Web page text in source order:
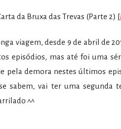
da Bruxa das Trevas (Parte 2) [
viagem, desde 9 de abril de
episódios, mas até foi uma
pela demora nestes últimos
sabem, vai ter uma segunda
^^